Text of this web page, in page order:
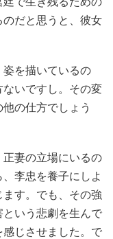
だと思うと、彼女
姿を描いているの
いですし。その変
の仕方でしょう
正妻の立場にいるの
李忠を養子にしよ
す。でも、その強
いう悲劇を生んで
感じさせました。で